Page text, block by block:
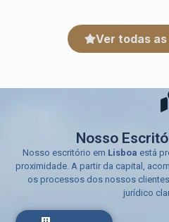
Ver todas
Nosso
Nosso escritório em Lisboa está
proximidade. A partir da capital,
os processos dos nossos
jurídico